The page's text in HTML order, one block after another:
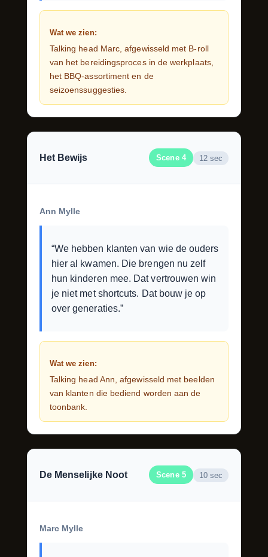
Wat we zien:
Talking head Marc, afgewisseld met B-roll
van het bereidingsproces in de werkplaats,
het BBQ-assortiment en de
seizoenssuggesties.
Scene 4
Het Bewijs 12 sec
Ann Mylle
“We hebben klanten van wie de ouders
hier al kwamen. Die brengen nu zelf
hun kinderen mee. Dat vertrouwen win
je niet met shortcuts. Dat bouw je op
over generaties.”
Wat we zien:
Talking head Ann, afgewisseld met beelden
van klanten die bediend worden aan de
toonbank.
Scene 5
De Menselijke Noot 10 sec
Marc Mylle